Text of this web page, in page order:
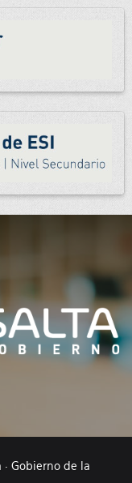
Gobierno de la